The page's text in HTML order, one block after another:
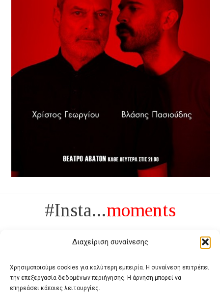
Διαχείριση συναίνεσης
Χρησιμοποιούμε cookies για καλύτερη εμπειρία. Η συναίνεση επιτρέπει
την επεξεργασία δεδομένων περιήγησης. Η άρνηση μπορεί να
επηρεάσει κάποιες λειτουργίες.
#Insta...moments
Πολυτέλεια δεν είναι το αντίθετο της ανέχειας, είναι το αντίθετο της